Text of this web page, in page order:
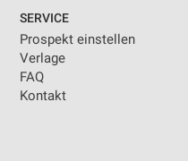
SERVICE
Prospekt einstellen
Verlage
FAQ
Kontakt